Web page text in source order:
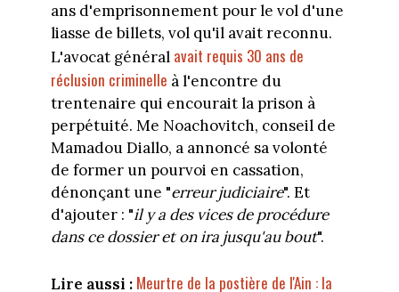
ans d'emprisonnement pour le vol d'une
liasse de billets, vol qu'il avait reconnu.
L'avocat général avait requis 30 ans de
réclusion criminelle à l'encontre du
trentenaire qui encourait la prison à
perpétuité. Me Noachovitch, conseil de
Mamadou Diallo, a annoncé sa volonté
de former un pourvoi en cassation,
dénonçant une "erreur judiciaire". Et
d'ajouter : "il y a des vices de procédure
dans ce dossier et on ira jusqu'au bout".
Lire aussi : Meurtre de la postière de l'Ain : la